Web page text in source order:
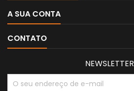
A SUA CONTA
CONTATO
NEWSLETTER